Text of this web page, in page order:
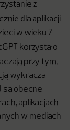
z
dla aplikacji
w wieku 7–
korzystało
przy tym,
wykracza
są obecne
aplikacjach
w mediach